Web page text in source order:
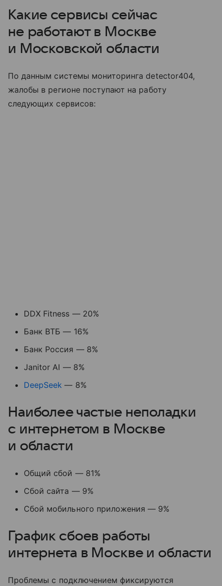
Какие сервисы сейчас
не работают в Москве
и Московской области
По данным системы мониторинга detector404,
жалобы в регионе поступают на работу
следующих сервисов:
DDX Fitness — 20%
Банк ВТБ — 16%
Банк Россия — 8%
Janitor AI — 8%
DeepSeek — 8%
Наиболее частые неполадки
с интернетом в Москве
и области
Общий сбой — 81%
Сбой сайта — 9%
Сбой мобильного приложения — 9%
График сбоев работы
интернета в Москве и области
Проблемы с подключением фиксируются